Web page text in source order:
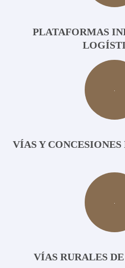
PLATAFORMAS
VÍAS Y
VÍAS RURALES DE